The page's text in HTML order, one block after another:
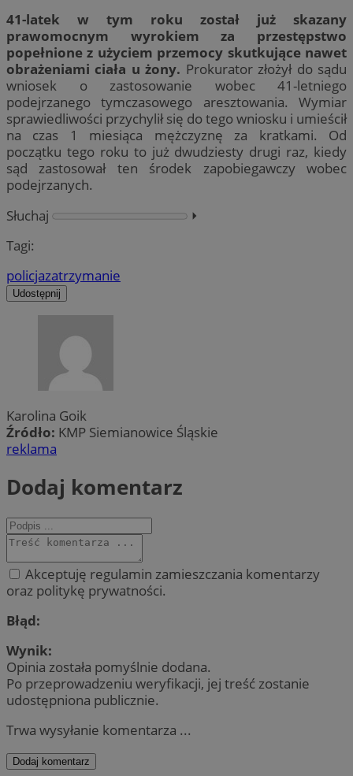
41-latek w tym roku został już skazany
prawomocnym wyrokiem za przestępstwo
popełnione z użyciem przemocy skutkujące nawet
obrażeniami ciała u żony. Prokurator złożył do sądu
wniosek o zastosowanie wobec 41-letniego
podejrzanego tymczasowego aresztowania. Wymiar
sprawiedliwości przychylił się do tego wniosku i umieścił
na czas 1 miesiąca mężczyznę za kratkami. Od
początku tego roku to już dwudziesty drugi raz, kiedy
sąd zastosował ten środek zapobiegawczy wobec
podejrzanych.
Słuchaj
⏵︎
Tagi:
policjazatrzymanie
Udostępnij
Karolina Goik
Źródło: KMP Siemianowice Śląskie
reklama
Dodaj komentarz
Akceptuję regulamin zamieszczania komentarzy
oraz politykę prywatności.
Błąd:
Wynik:
Opinia została pomyślnie dodana.
Po przeprowadzeniu weryfikacji, jej treść zostanie
udostępniona publicznie.
Trwa wysyłanie komentarza ...
Dodaj komentarz